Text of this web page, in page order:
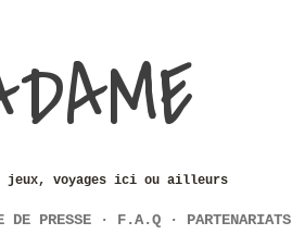
voyages ici ou ailleurs
DE PRESSE F.A.Q PARTENARIATS